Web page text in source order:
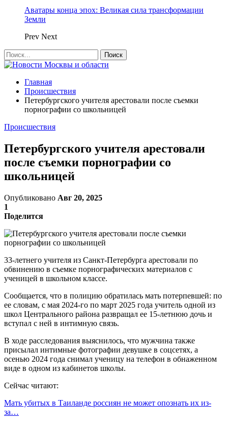
Аватары конца эпох: Великая сила трансформации
Земли
Prev Next
Главная
Происшествия
Петербургского учителя арестовали после съемки
порнографии со школьницей
Происшествия
Петербургского учителя арестовали
после съемки порнографии со
школьницей
Опубликовано Авг 20, 2025
1
Поделится
33-летнего учителя из Санкт-Петербурга арестовали по
обвинению в съемке порнографических материалов с
ученицей в школьном классе.
Сообщается, что в полицию обратилась мать потерпевшей: по
ее словам, с мая 2024-го по март 2025 года учитель одной из
школ Центрального района развращал ее 15-летнюю дочь и
вступал с ней в интимную связь.
В ходе расследования выяснилось, что мужчина также
присылал интимные фотографии девушке в соцсетях, а
осенью 2024 года снимал ученицу на телефон в обнаженном
виде в одном из кабинетов школы.
Сейчас читают:
Мать убитых в Таиланде россиян не может опознать их из-
за…